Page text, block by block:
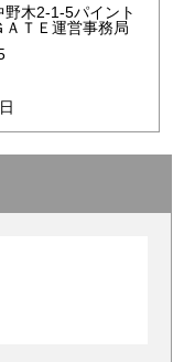
木2-1-5パイント
ＡＴＥ運営事務局